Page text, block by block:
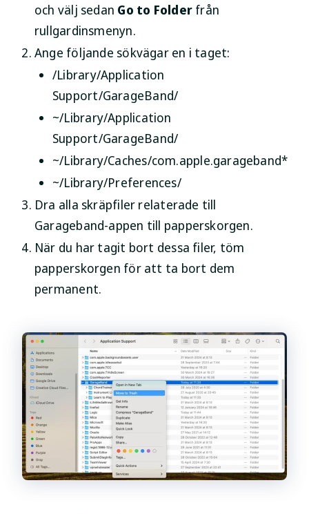
och välj sedan Go to Folderfrån
rullgardinsmenyn.
Ange följande sökvägar en i taget:
/Library/Application
Support/GarageBand/
~/Library/Application
Support/GarageBand/
~/Library/Caches/com.apple.garageband*
~/Library/Preferences/
Dra alla skräpfiler relaterade till
Garageband-appen till papperskorgen.
När du har tagit bort dessa filer, töm
papperskorgen för att ta bort dem
permanent.